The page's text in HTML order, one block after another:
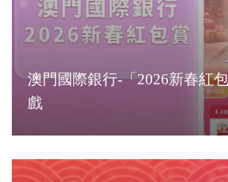
澳門國際銀行-「2026新春紅
戲